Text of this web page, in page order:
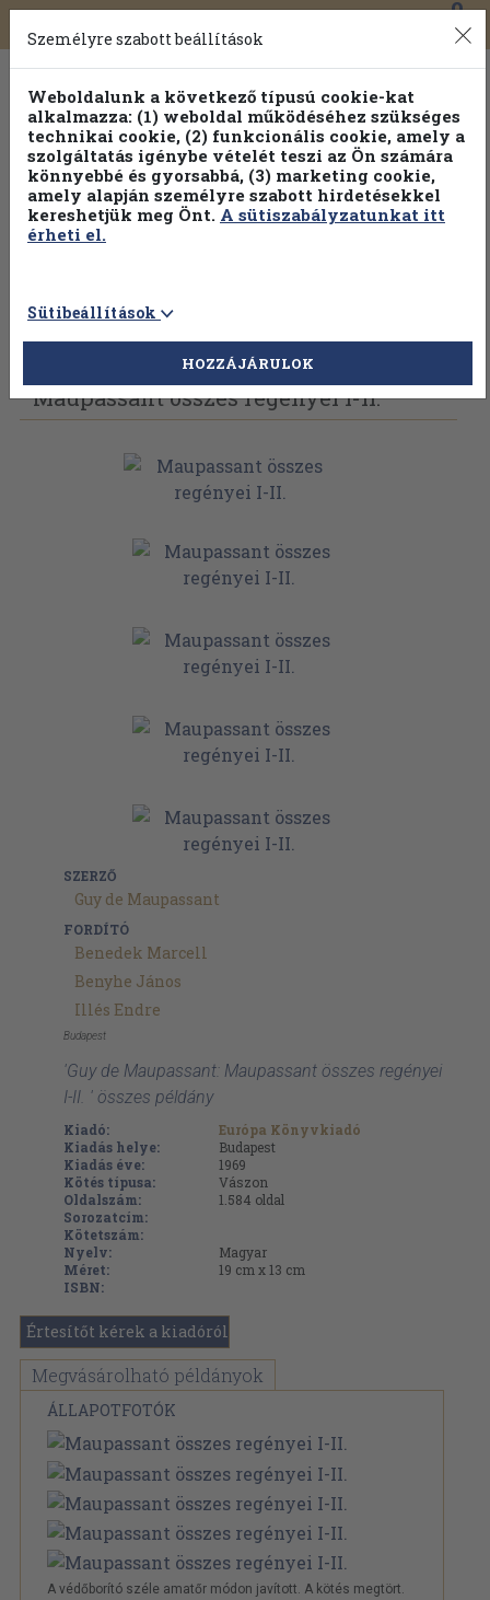
Toggle
navigation
0
Vissza az előző oldalra Válasszon példányt
Maupassant összes regényei I-II.
SZERZŐ
Guy de Maupassant
FORDÍTÓ
Benedek Marcell
Benyhe János
Illés Endre
Budapest
'Guy de Maupassant: Maupassant összes regényei
I-II. ' összes példány
Kiadó:
Európa Könyvkiadó
Kiadás helye:
Budapest
Kiadás éve:
1969
Kötés típusa:
Vászon
Oldalszám:
1.584 oldal
Sorozatcím:
Kötetszám:
Nyelv:
Magyar
Méret:
19 cm x 13 cm
ISBN:
Értesítőt kérek a kiadóról
Megvásárolható példányok
ÁLLAPOTFOTÓK
A védőborító széle amatőr módon javított. A kötés megtört.
Személyre szabott beállítások
Weboldalunk a következő típusú cookie-kat
alkalmazza: (1) weboldal működéséhez szükséges
technikai cookie, (2) funkcionális cookie, amely a
szolgáltatás igénybe vételét teszi az Ön számára
könnyebbé és gyorsabbá, (3) marketing cookie,
amely alapján személyre szabott hirdetésekkel
kereshetjük meg Önt. A sütiszabályzatunkat itt
érheti el.
Sütibeállítások
HOZZÁJÁRULOK